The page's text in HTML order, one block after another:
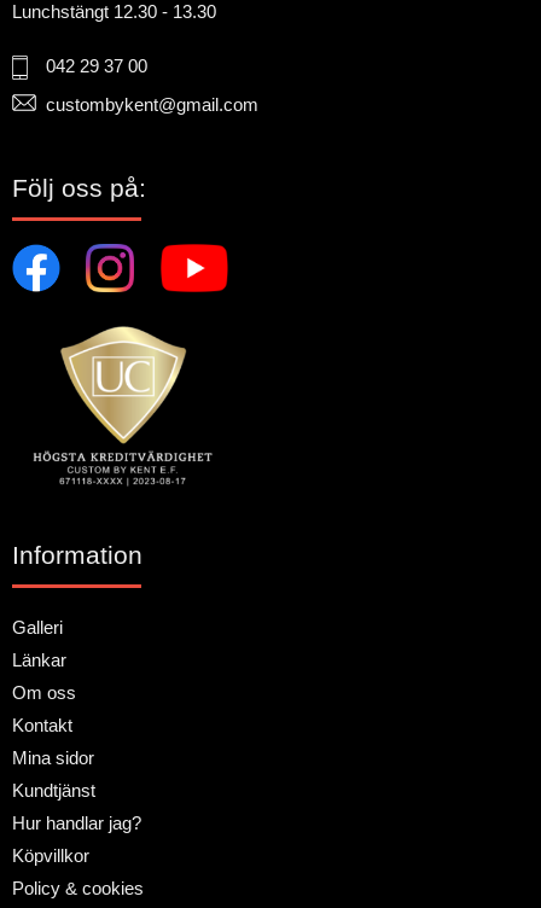
Lunchstängt 12.30 - 13.30
042 29 37 00
custombykent@gmail.com
Följ oss på:
Information
Galleri
Länkar
Om oss
Kontakt
Mina sidor
Kundtjänst
Hur handlar jag?
Köpvillkor
Policy & cookies